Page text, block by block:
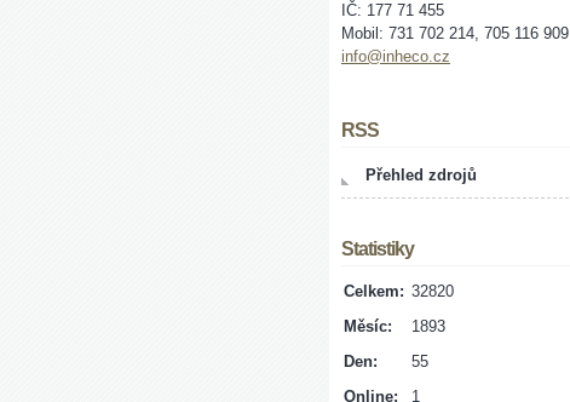
IČ: 177 71 455
Mobil: 731 702 214, 705 116 909
info@inheco.cz
RSS
Přehled zdrojů
Statistiky
Online: 1
Celkem: 32820
Měsíc:
1893
Den:
55